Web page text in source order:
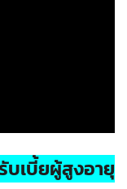
บเบี้ยผู้สูงอายุ